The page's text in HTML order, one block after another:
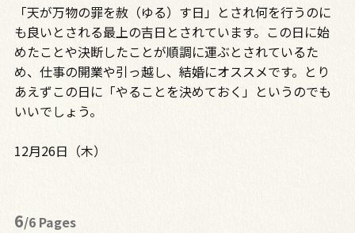
「天が万物の罪を赦（ゆる）す日」とされ何を行うのに
も良いとされる最上の吉日とされています。この日に始
めたことや決断したことが順調に運ぶとされているた
め、仕事の開業や引っ越し、結婚にオススメです。とり
あえずこの日に「やることを決めておく」というのでも
いいでしょう。
12月26日（木）
6/6 Pages